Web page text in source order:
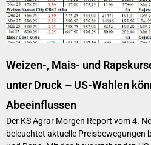
Weizen-, Mais- und
unter Druck – US-Wahlen
Abeeinflussen
Der KS Agrar Morgen Report vom 4.
beleuchtet aktuelle Preisbewegungen